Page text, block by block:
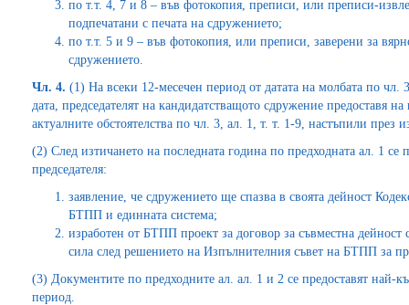
по т.т. 4, 7 и 8 – във фотокопия, преписи, или преписи-
подпечатани с печата на сдружението;
по т.т. 5 и 9 – във фотокопия, или преписи, заверени за
сдружението.
Чл. 4. (1) На всеки 12-месечен период от датата на молбата по чл.
дата, председателят на кандидатстващото сдружение предоставя
актуалните обстоятелства по чл. 3, ал. 1, т. т. 1-9, настъпили през
(2) След изтичането на последната година по предходната ал. 1
председателя:
заявление, че сдружението ще спазва в своята дейност
БТПП и единната система;
изработен от БТПП проект за договор за съвместна
сила след решението на Изпълнителния съвет на БТПП за
(3) Документите по предходните ал. ал. 1 и 2 се предоставят най-
период.